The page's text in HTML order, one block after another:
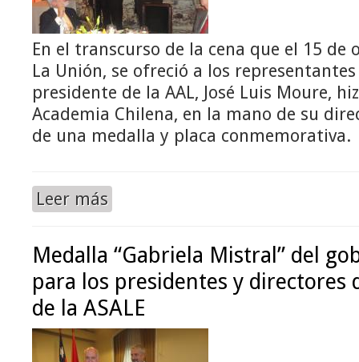
En el transcurso de la cena que el 15 de
La Unión, se ofreció a los
presidente de la AAL, José Luis Moure,
Academia Chilena, en la mano de su
de una medalla y placa conmemorativa.
Leer más
Medalla “Gabriela Mistral” del
para los presidentes y directores
de la ASALE